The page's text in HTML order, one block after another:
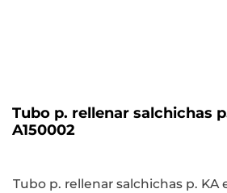
Tubo p. rellenar salchichas
A150002
Tubo p. rellenar salchichas p. KA